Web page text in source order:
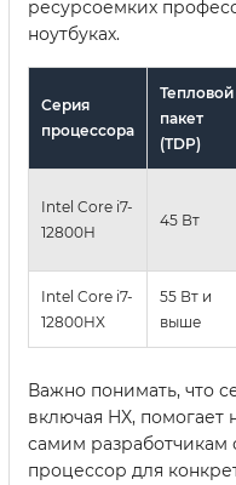
ресурсоемких
ноутбуках.
Серия
процессора
Тепловой
пакет
(TDP)
Intel Core i7-
12800H
45 Вт
Intel Core i7-
12800HX
55 Вт и
выше
Важно понимать, что
включая HX, помогает
самим разработчикам
процессор для